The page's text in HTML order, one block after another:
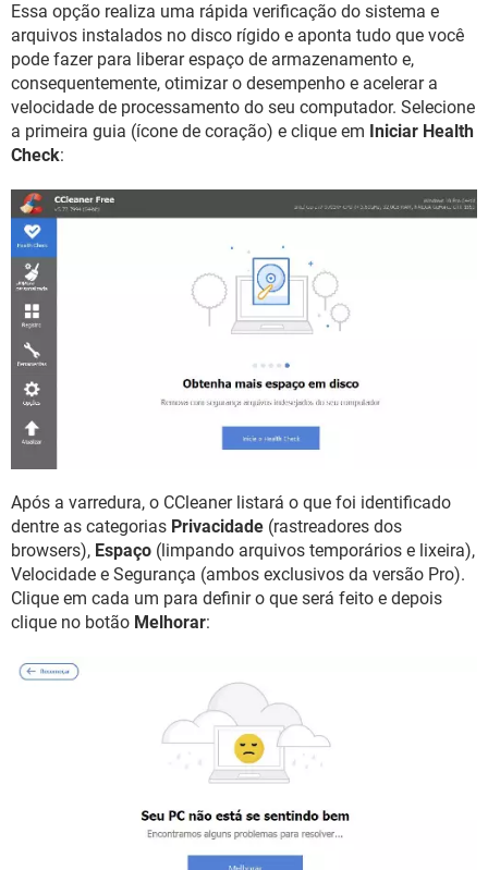
Essa opção realiza uma rápida verificação do sistema e
arquivos instalados no disco rígido e aponta tudo que você
pode fazer para liberar espaço de armazenamento e,
consequentemente, otimizar o desempenho e acelerar a
velocidade de processamento do seu computador. Selecione
a primeira guia (ícone de coração) e clique em Iniciar Health
Check:
Após a varredura, o CCleaner listará o que foi identificado
dentre as categorias Privacidade (rastreadores dos
browsers), Espaço (limpando arquivos temporários e lixeira),
Velocidade e Segurança (ambos exclusivos da versão Pro).
Clique em cada um para definir o que será feito e depois
clique no botão Melhorar: